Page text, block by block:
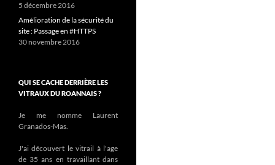
5 décembre 2016
Amélioration de la sécurité du
site : Passage en #HTTPS
30 novembre 2016
QUI SE CACHE DERRIÈRE LES
VITRAUX DU ROANNAIS ?
Je me nomme Laurent
Granados-Mas.
J'ai découvert le vitrail à l'age
de 35 ans en travaillant dans